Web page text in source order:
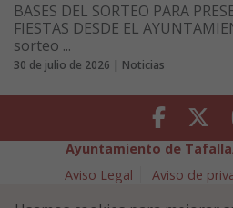
BASES DEL SORTEO PARA
FIESTAS DESDE EL
sorteo ...
30 de julio de 2026 | Noticias
Facebook
Ayuntamiento de
Aviso Legal
Aviso de